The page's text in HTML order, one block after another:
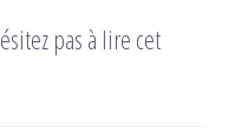
pas à lire cet